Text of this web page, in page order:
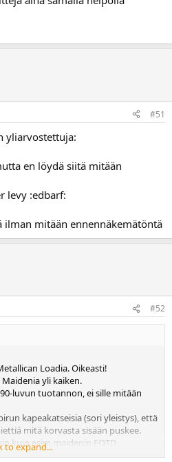
#51
yliarvostettuja:
en löydä siitä mitään
levy :edbarf:
mitään ennennäkemätöntä
#52
Loadia. Oikeasti!
yli kaiken.
luvun tuotannon, ei sille mitään
kapeakatseisia (sori yleistys), että
mitä korvasta sisään puskee.
kuin esim maidenin FOTD.
toisiinsa vertaaminen on aika
to expand...